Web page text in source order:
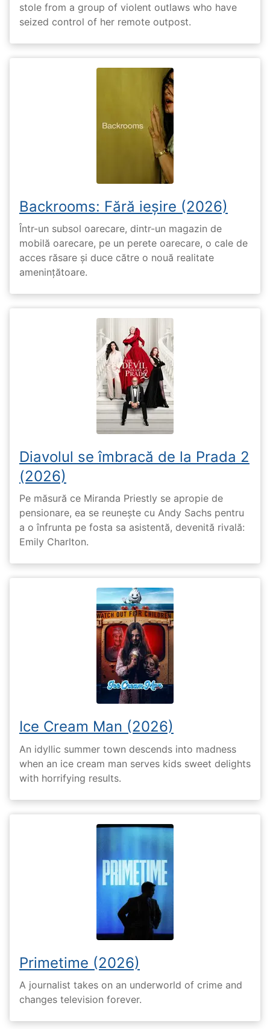
stole from a group of violent outlaws who have
seized control of her remote outpost.
Backrooms: Fără ieșire (2026)
Într-un subsol oarecare, dintr-un magazin de
mobilă oarecare, pe un perete oarecare, o cale de
acces răsare și duce către o nouă realitate
amenințătoare.
Diavolul se îmbracă de la Prada 2
(2026)
Pe măsură ce Miranda Priestly se apropie de
pensionare, ea se reunește cu Andy Sachs pentru
a o înfrunta pe fosta sa asistentă, devenită rivală:
Emily Charlton.
Ice Cream Man (2026)
An idyllic summer town descends into madness
when an ice cream man serves kids sweet delights
with horrifying results.
Primetime (2026)
A journalist takes on an underworld of crime and
changes television forever.